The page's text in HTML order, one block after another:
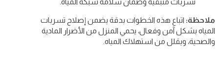
تسربات متبقية وضمان سلامة شبكة المياه.
ملاحظة: اتباع هذه الخطوات بدقة يضمن إصلاح تسربات
المياه بشكل آمن وفعال، يحمي المنزل من الأضرار المادية
والصحية، ويقلل من استهلاك المياه.